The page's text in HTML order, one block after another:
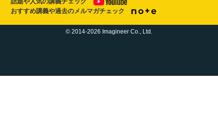
おすすめ講義や過去のメルマガチェック
© 2014-2026 Imagineer Co., Ltd.